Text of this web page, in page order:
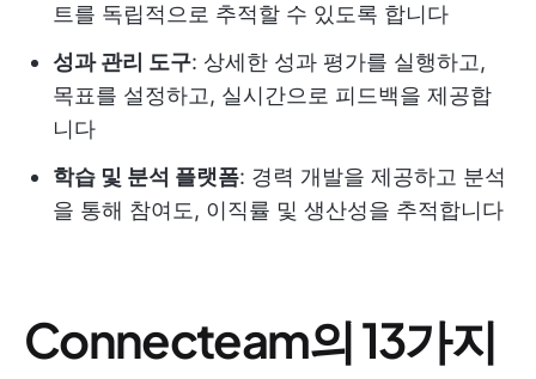
트를 독립적으로 추적할 수 있도록 합니다
성과 관리 도구: 상세한 성과 평가를 실행하고,
목표를 설정하고, 실시간으로 피드백을 제공합
니다
학습 및 분석 플랫폼: 경력 개발을 제공하고 분석
을 통해 참여도, 이직률 및 생산성을 추적합니다
Connecteam의 13가지